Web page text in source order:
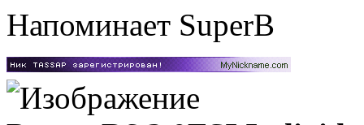
Напоминает SuperB